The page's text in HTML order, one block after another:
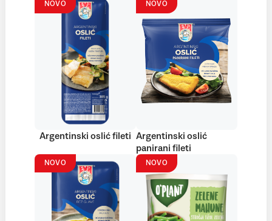
NOVO
Argentinski oslić fileti
NOVO
Argentinski oslić
panirani fileti
NOVO NOVO